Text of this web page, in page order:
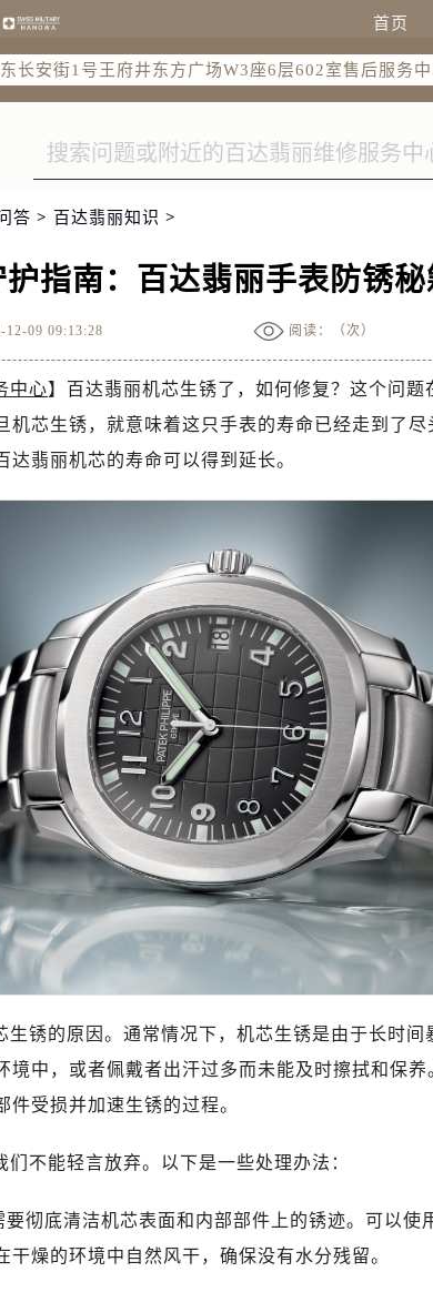
首页
建国门外大街甲6号华熙国际中心D座11层1102室售后
长安街1号王府井东方广场W3座6层602室售后服务中
！
答 > 百达翡丽知识 >
指南：百达翡丽手表防锈
12-09 09:13:28 阅读：（次）
中心】百达翡丽机芯生锈了，如何修复？这个问
机芯生锈，就意味着这只手表的寿命已经走到了
翡丽机芯的寿命可以得到延长。
生锈的原因。通常情况下，机芯生锈是由于长时间
境中，或者佩戴者出汗过多而未能及时擦拭和保
受损并加速生锈的过程。
不能轻言放弃。以下是一些处理办法：
彻底清洁机芯表面和内部部件上的锈迹。可以使
燥的环境中自然风干，确保没有水分残留。